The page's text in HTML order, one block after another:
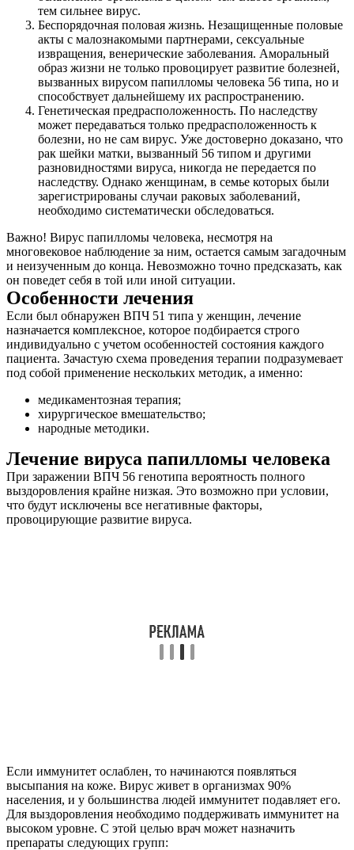
тем сильнее вирус.
Беспорядочная половая жизнь. Незащищенные половые
акты с малознакомыми партнерами, сексуальные
извращения, венерические заболевания. Аморальный
образ жизни не только провоцирует развитие болезней,
вызванных вирусом папилломы человека 56 типа, но и
способствует дальнейшему их распространению.
Генетическая предрасположенность. По наследству
может передаваться только предрасположенность к
болезни, но не сам вирус. Уже достоверно доказано, что
рак шейки матки, вызванный 56 типом и другими
разновидностями вируса, никогда не передается по
наследству. Однако женщинам, в семье которых были
зарегистрированы случаи раковых заболеваний,
необходимо систематически обследоваться.
Важно! Вирус папилломы человека, несмотря на
многовековое наблюдение за ним, остается самым загадочным
и неизученным до конца. Невозможно точно предсказать, как
он поведет себя в той или иной ситуации.
Особенности лечения
Если был обнаружен ВПЧ 51 типа у женщин, лечение
назначается комплексное, которое подбирается строго
индивидуально с учетом особенностей состояния каждого
пациента. Зачастую схема проведения терапии подразумевает
под собой применение нескольких методик, а именно:
медикаментозная терапия;
хирургическое вмешательство;
народные методики.
Лечение вируса папилломы человека
При заражении ВПЧ 56 генотипа вероятность полного
выздоровления крайне низкая. Это возможно при условии,
что будут исключены все негативные факторы,
провоцирующие развитие вируса.
Если иммунитет ослаблен, то начинаются появляться
высыпания на коже. Вирус живет в организмах 90%
населения, и у большинства людей иммунитет подавляет его.
Для выздоровления необходимо поддерживать иммунитет на
высоком уровне. С этой целью врач может назначить
препараты следующих групп: